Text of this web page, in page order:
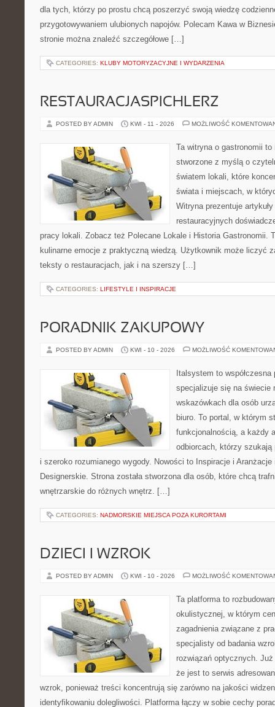
dla tych, którzy po prostu chcą poszerzyć swoją wiedzę
przygotowywaniem ulubionych napojów. Polecam Kawa w
stronie można znaleźć szczegółowe […]
CATEGORIES: KLUBY MOTORYZACYJNE I WYDARZENIA
RESTAURACJASPICHLERZ
POSTED BY ADMIN KWI - 11 - 2026 MOŻLIWOŚĆ
Ta witryna o gastronomii
stworzone z myślą o
światem lokali, które
świata i miejscach, w
Witryna prezentuje
restauracyjnych
pracy lokali. Zobacz też Polecane Lokale i Historia Gastronomii.
kulinarne emocje z praktyczną wiedzą. Użytkownik może liczyć
teksty o restauracjach, jak i na szerszy […]
CATEGORIES: LIFESTYLE I INSPIRACJE
PORADNIK ZAKUPOWY
POSTED BY ADMIN KWI - 10 - 2026 MOŻLIWOŚĆ
Italsystem to
specjalizuje się na świecie
wskazówkach dla osób
biuro. To portal, w którym
funkcjonalnością, a każdy
odbiorcach, którzy szukają
i szeroko rozumianego wygody. Nowości to Inspiracje i
Designerskie. Strona została stworzona dla osób, które chcą
wnętrzarskie do różnych wnętrz. […]
CATEGORIES: NADMORSKIE MIEJSCA POZA KURORTAMI
DZIECI I WZROK
POSTED BY ADMIN KWI - 10 - 2026 MOŻLIWOŚĆ
Ta platforma to
okulistycznej, w którym
zagadnienia związane z
specjalisty od badania
rozwiązań optycznych.
że jest to serwis
wzrok, ponieważ treści koncentrują się zarówno na jakości
identyfikowaniu dolegliwości. Platforma łączy w sobie cechy